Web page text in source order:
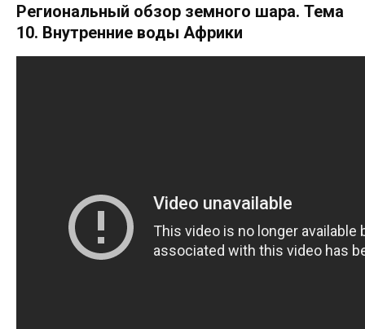
Региональный обзор земного шара. Тема
10. Внутренние воды Африки